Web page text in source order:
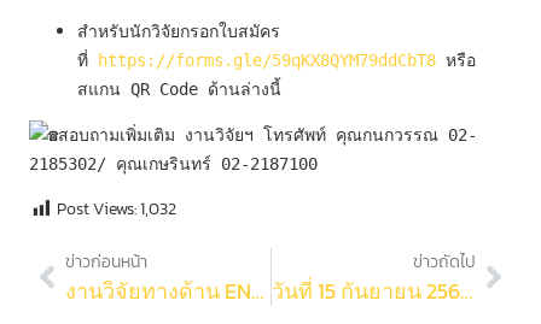
สำหรับนักวิจัยกรอกใบสมัคร
ที่
https://forms.gle/59qKX8QYM79ddCbT8 หรือ
สแกน QR Code ด้านล่างนี้
สอบถามเพิ่มเติม งานวิจัยฯ โทรศัพท์ คุณกนกวรรณ 02-
2185302/ คุณเกษรินทร์ 02-2187100
Post Views:1,032
ข่าวก่อนหน้า
งานวิจัยทางด้าน ENVIRONMENT & SUSTAINABILITY ซึ่งมี รศ.ดร.ศิริธันว์ เจียมศิริเลิศ ภาควิชาวัสดุศาสตร์ และ รศ.ดร.เบญจพล เฉลิมสินสุวรรณ ภาควิชาเคมีเทคนิค เป็นผู้ดำเนินการ
ข่าวถัดไป
วันที่ 15 กันยายน 2566 งานวิจัยและบริการวิชาการ คณะวิทยาศาสตร์ จุฬาฯ นำโดย รองคณบดี (ศ.ดร.ธีรยุทธ วิไลวัลย์) ผู้ช่วยคณบดี (ศ.ดร.นิศานาถ ไตรผล) ผู้ช่วยคณบดี (ผศ.ดร.สิทธิพร ภัทรดิลกรัตน์)